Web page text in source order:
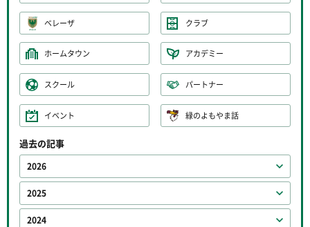
ベレーザ クラブ
ホームタウン アカデミー
スクール パートナー
イベント 緑のよもやま話
過去の記事
2026
2025
2024